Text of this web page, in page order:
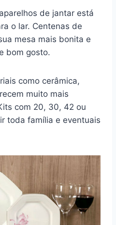
de jantar está
o lar. Centenas de
mesa mais bonita e
bom gosto.
como cerâmica,
muito mais
com 20, 30, 42 ou
toda família e eventuais